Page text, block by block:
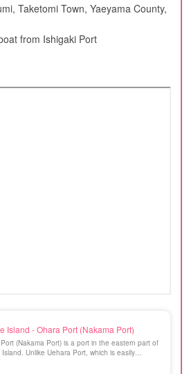
Taketomi Town, Yaeyama County,
from Ishigaki Port
Island - Ohara Port (Nakama Port)
(Nakama Port) is a port in the eastern part of
Island. Unlike Uehara Port, which is easily